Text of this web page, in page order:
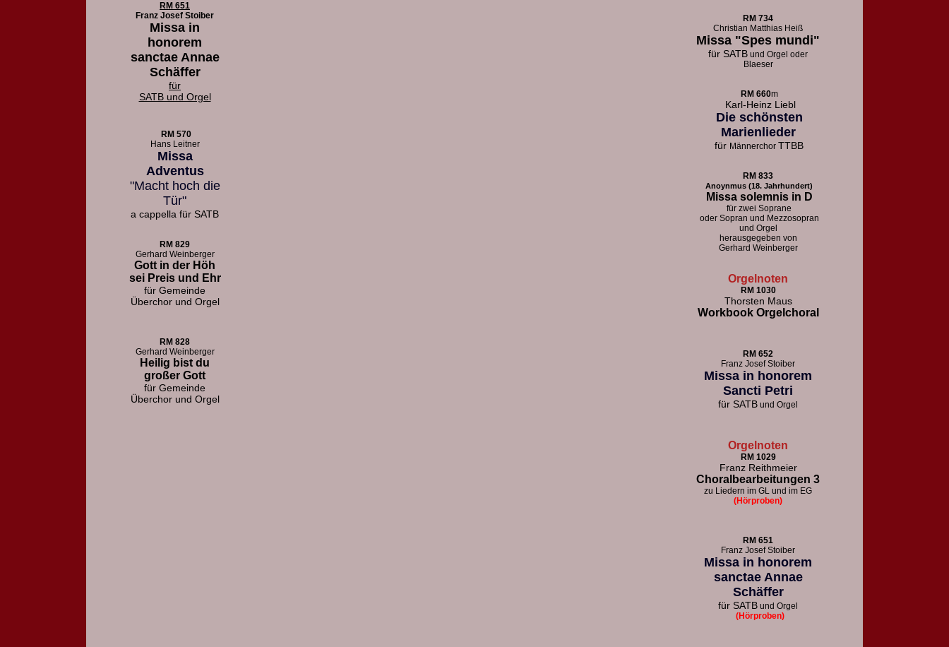
RM 651
Franz Josef Stoiber
Missa in
honorem
sanctae Annae
Schäffer
für
SATB und Orgel
RM 570
Hans Leitner
Missa
Adventus
"Macht hoch die
Tür"
a cappella für SATB
RM 829
Gerhard Weinberger
Gott in der Höh
sei Preis und Ehr
für Gemeinde
Überchor und Orgel
RM 828
Gerhard Weinberger
Heilig bist du
großer Gott
für Gemeinde
Überchor und Orgel
RM 734
Christian Matthias Heiß
Missa "Spes mundi"
für SATB und Orgel oder
Blaeser
RM 660m
Karl-Heinz Liebl
Die schönsten
Marienlieder
für Männerchor TTBB
RM 833
Anoynmus (18. Jahrhundert)
Missa solemnis in D
für zwei Soprane
oder Sopran und Mezzosopran
und Orgel
herausgegeben von
Gerhard Weinberger
Orgelnoten
RM 1030
Thorsten Maus
Workbook Orgelchoral
RM 652
Franz Josef Stoiber
Missa in honorem
Sancti Petri
für SATB und Orgel
Orgelnoten
RM 1029
Franz Reithmeier
Choralbearbeitungen 3
zu Liedern im GL und im EG
(Hörproben)
RM 651
Franz Josef Stoiber
Missa in honorem
sanctae Annae
Schäffer
für SATB und Orgel
(Hörproben)